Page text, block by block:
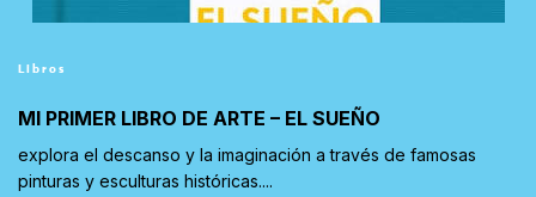
Libros
MI PRIMER LIBRO DE ARTE – EL SUEÑO
explora el descanso y la imaginación a través de famosas
pinturas y esculturas históricas....